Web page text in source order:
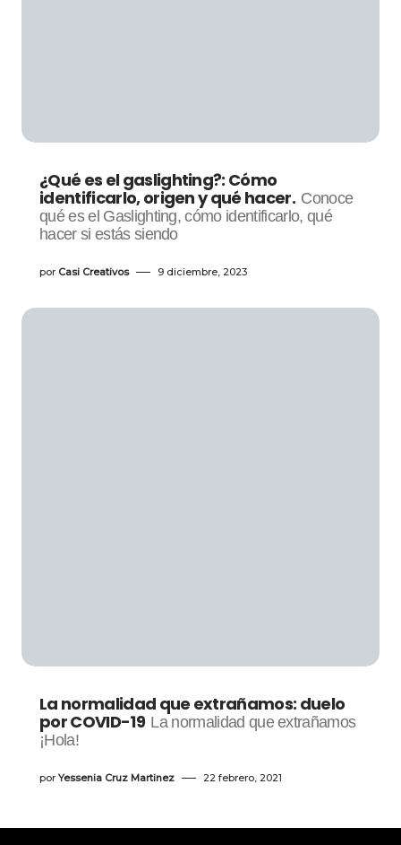
¿Qué es el gaslighting?: Cómo
identificarlo, origen y qué hacer. Conoce
qué es el Gaslighting, cómo identificarlo, qué
hacer si estás siendo
por Casi Creativos 9 diciembre, 2023
La normalidad que extrañamos: duelo
por COVID-19 La normalidad que extrañamos
¡Hola!
por Yessenia Cruz Martinez 22 febrero, 2021